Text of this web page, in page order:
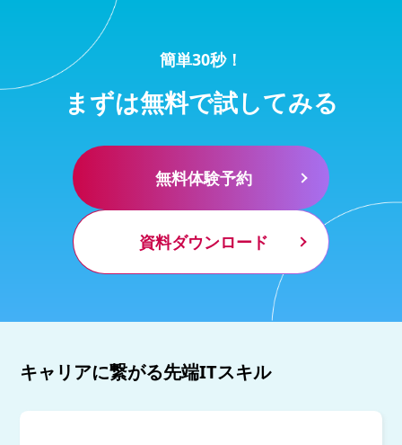
簡単30秒！
まずは無料で試してみる
無料体験予約
資料ダウンロード
キャリアに繋がる先端ITスキル